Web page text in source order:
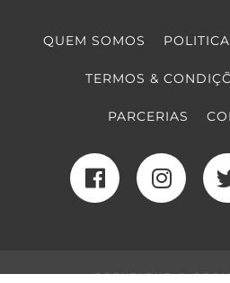
QUEM SOMOS
TERMOS &
PARCERIAS
COPYRIGHT ©